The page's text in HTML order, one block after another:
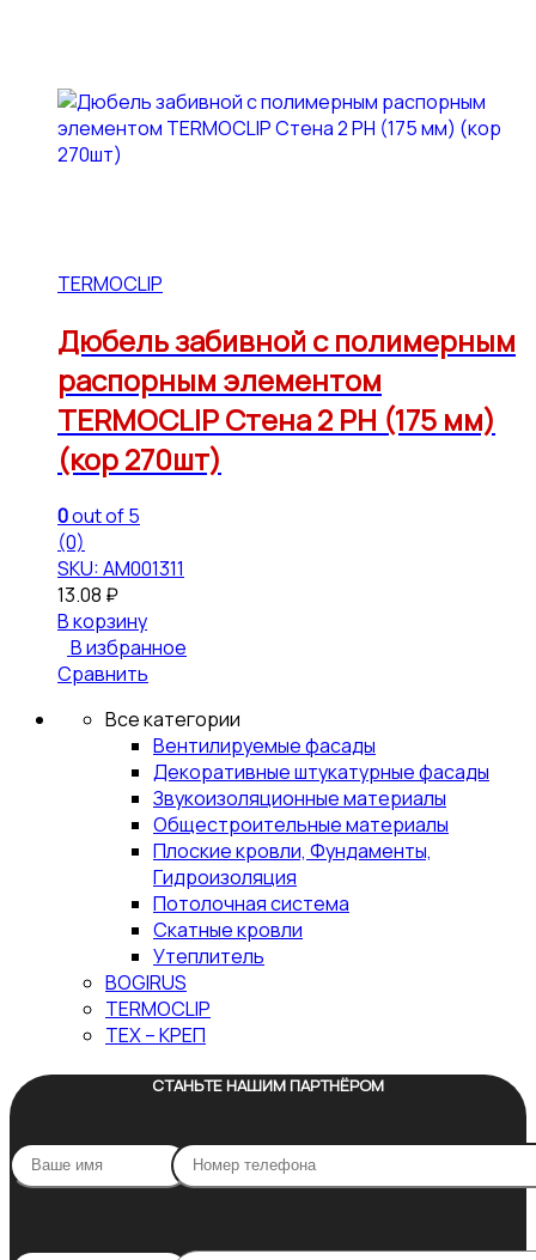
TERMOCLIP
Дюбель забивной с полимерным
распорным элементом
TERMOCLIP Стена 2 РН (175 мм)
(кор 270шт)
0out of 5
(0)
SKU: АМ001311
13.08 ₽
В корзину
В избранное
Сравнить
Все категории
Вентилируемые фасады
Декоративные штукатурные фасады
Звукоизоляционные материалы
Общестроительные материалы
Плоские кровли, Фундаменты,
Гидроизоляция
Потолочная система
Скатные кровли
Утеплитель
BOGIRUS
TERMOCLIP
ТЕХ – КРЕП
СТАНЬТЕ НАШИМ ПАРТНЁРОМ